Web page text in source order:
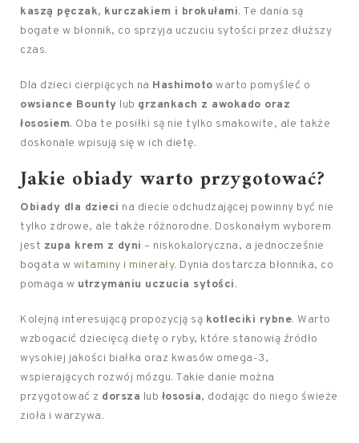
kaszą pęczak, kurczakiem i brokułami. Te dania są
bogate w błonnik, co sprzyja uczuciu sytości przez dłuższy
czas.
Dla dzieci cierpiących na Hashimoto warto pomyśleć o
owsiance Bounty lub grzankach z awokado oraz
łososiem. Oba te posiłki są nie tylko smakowite, ale także
doskonale wpisują się w ich dietę.
Jakie obiady warto przygotować?
Obiady dla dzieci na diecie odchudzającej powinny być nie
tylko zdrowe, ale także różnorodne. Doskonałym wyborem
jest zupa krem z dyni – niskokaloryczna, a jednocześnie
bogata w witaminy i minerały. Dynia dostarcza błonnika, co
pomaga w utrzymaniu uczucia sytości.
Kolejną interesującą propozycją są kotleciki rybne. Warto
wzbogacić dziecięcą dietę o ryby, które stanowią źródło
wysokiej jakości białka oraz kwasów omega-3,
wspierających rozwój mózgu. Takie danie można
przygotować z dorsza lub łososia, dodając do niego świeże
zioła i warzywa.